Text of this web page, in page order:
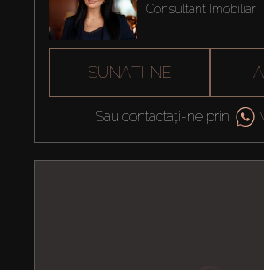
Consultant Imobiliar
SUNAȚI-NE
Sau contactați-ne prin